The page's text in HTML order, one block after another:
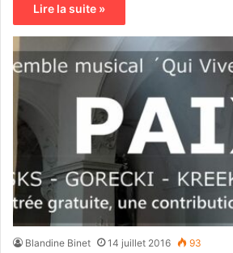
Lire la suite »
Blandine Binet 14 juillet 2016 93